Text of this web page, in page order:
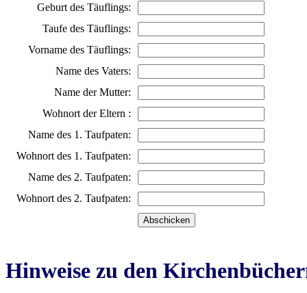
Geburt des Täuflings:
Taufe des Täuflings:
Vorname des Täuflings:
Name des Vaters:
Name der Mutter:
Wohnort der Eltern :
Name des 1. Taufpaten:
Wohnort des 1. Taufpaten:
Name des 2. Taufpaten:
Wohnort des 2. Taufpaten:
Hinweise zu den